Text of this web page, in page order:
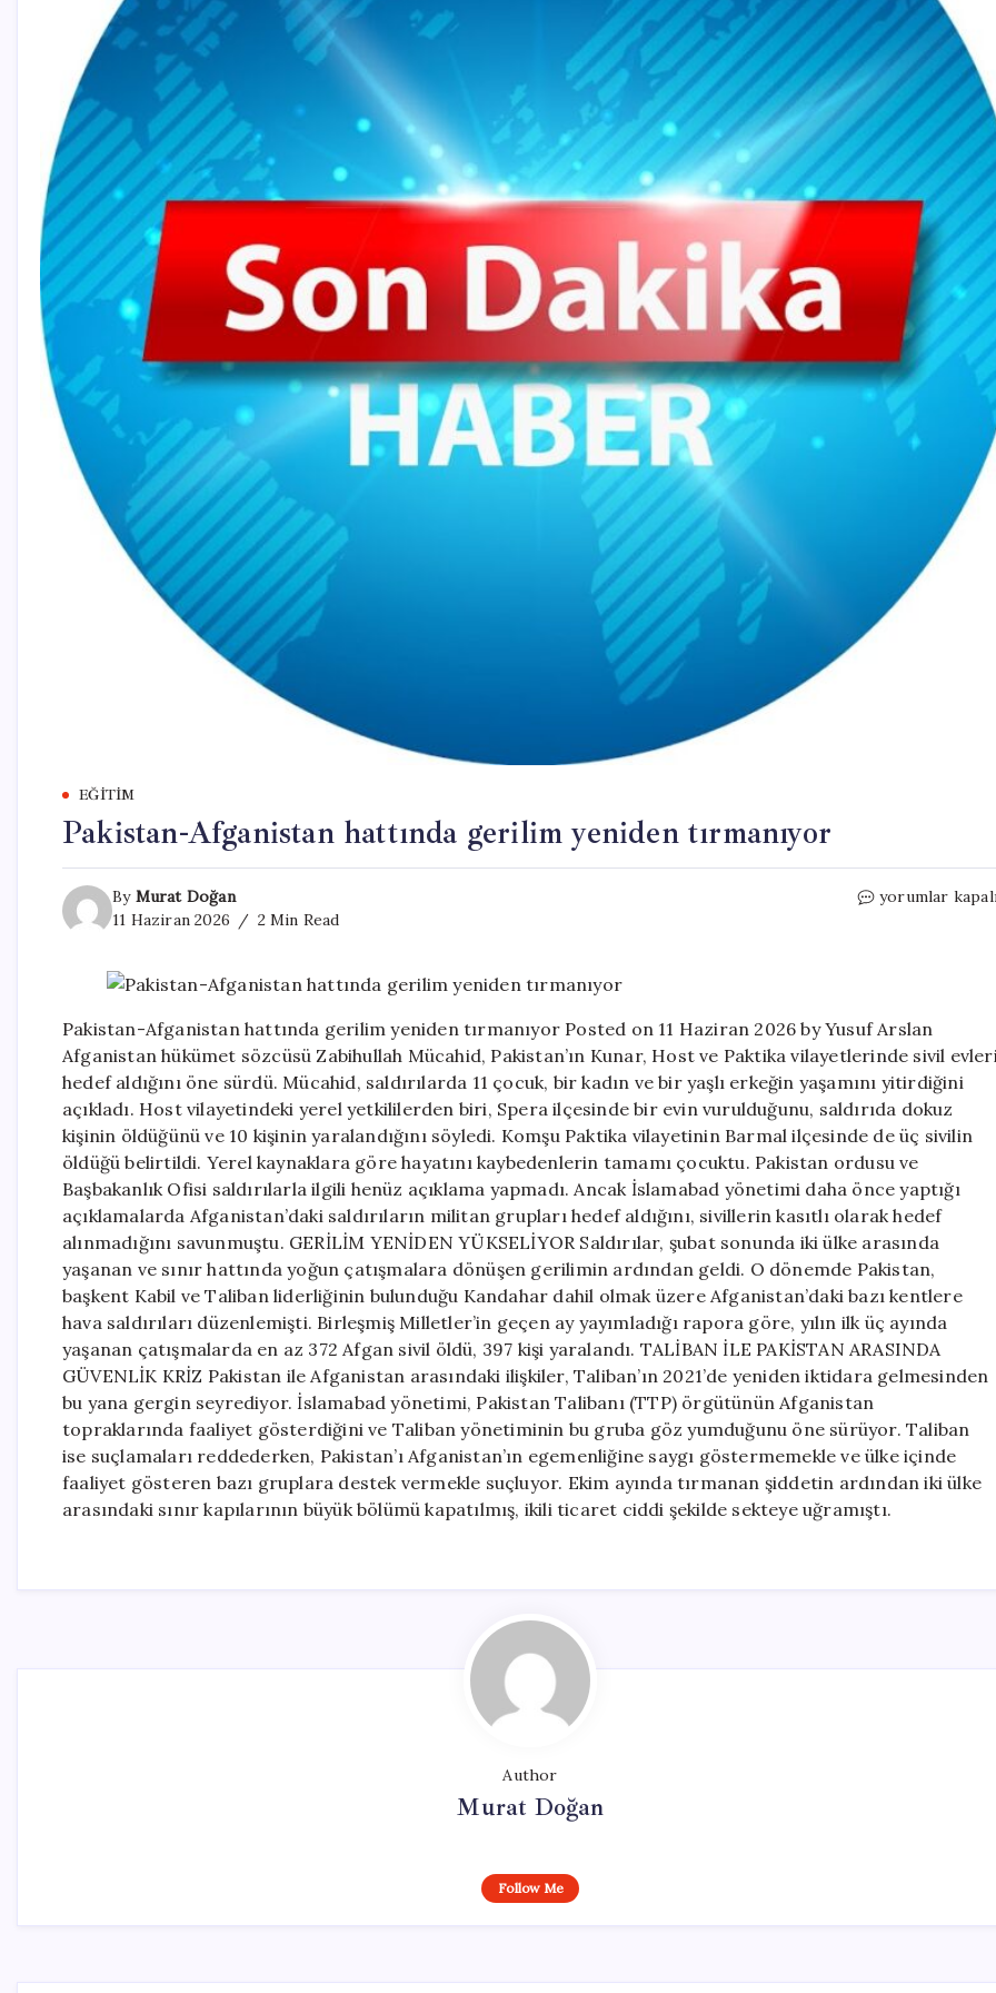
EĞITIM
Pakistan-Afganistan hattında gerilim yeniden tırmanıyor
By Murat Doğan
11 Haziran 2026
2 Min Read
Pakistan-
için
yorumlar
Pakistan-Afganistan hattında gerilim yeniden tırmanıyor Posted on 11 Haziran 2026 by Yusuf Arslan
Afganistan hükümet sözcüsü Zabihullah Mücahid, Pakistan’ın Kunar, Host ve Paktika vilayetlerinde sivil
hedef aldığını öne sürdü. Mücahid, saldırılarda 11 çocuk, bir kadın ve bir yaşlı erkeğin yaşamını yitirdiğini
açıkladı. Host vilayetindeki yerel yetkililerden biri, Spera ilçesinde bir evin vurulduğunu, saldırıda dokuz
kişinin öldüğünü ve 10 kişinin yaralandığını söyledi. Komşu Paktika vilayetinin Barmal ilçesinde de üç sivilin
öldüğü belirtildi. Yerel kaynaklara göre hayatını kaybedenlerin tamamı çocuktu. Pakistan ordusu ve
Başbakanlık Ofisi saldırılarla ilgili henüz açıklama yapmadı. Ancak İslamabad yönetimi daha önce yaptığı
açıklamalarda Afganistan’daki saldırıların militan grupları hedef aldığını, sivillerin kasıtlı olarak hedef
alınmadığını savunmuştu. GERİLİM YENİDEN YÜKSELİYOR Saldırılar, şubat sonunda iki ülke arasında
yaşanan ve sınır hattında yoğun çatışmalara dönüşen gerilimin ardından geldi. O dönemde Pakistan,
başkent Kabil ve Taliban liderliğinin bulunduğu Kandahar dahil olmak üzere Afganistan’daki bazı kentlere
hava saldırıları düzenlemişti. Birleşmiş Milletler’in geçen ay yayımladığı rapora göre, yılın ilk üç ayında
yaşanan çatışmalarda en az 372 Afgan sivil öldü, 397 kişi yaralandı. TALİBAN İLE PAKİSTAN ARASINDA
GÜVENLİK KRİZ Pakistan ile Afganistan arasındaki ilişkiler, Taliban’ın 2021’de yeniden iktidara gelmesinden
bu yana gergin seyrediyor. İslamabad yönetimi, Pakistan Talibanı (TTP) örgütünün Afganistan
topraklarında faaliyet gösterdiğini ve Taliban yönetiminin bu gruba göz yumduğunu öne sürüyor. Taliban
ise suçlamaları reddederken, Pakistan’ı Afganistan’ın egemenliğine saygı göstermemekle ve ülke içinde
faaliyet gösteren bazı gruplara destek vermekle suçluyor. Ekim ayında tırmanan şiddetin ardından iki ülke
arasındaki sınır kapılarının büyük bölümü kapatılmış, ikili ticaret ciddi şekilde sekteye uğramıştı.
Author
Murat Doğan
Follow Me